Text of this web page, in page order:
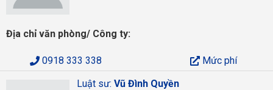
Địa chỉ văn phòng/ Công ty:
0918 333 338
Mức phí
Luật sư: Vũ Đình Quyền